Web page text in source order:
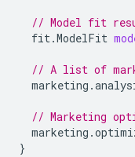
// Model fit
fit.ModelFit
// A list of
// Marketing
}